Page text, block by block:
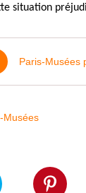
situation
Musées